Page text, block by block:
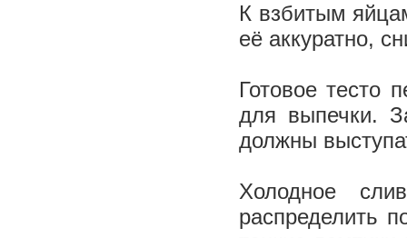
К взбитым
её аккуратно,
Готовое тесто
для выпечки.
должны
Холодное
распределить